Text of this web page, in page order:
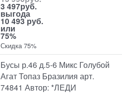
3 497руб.
выгода
10 493 руб.
или
75%
Скидка 75%
Бусы р.46 д.5-6 Микс Голубой
Агат Топаз Бразилия арт.
74841 Автор: *ЛЕДИ